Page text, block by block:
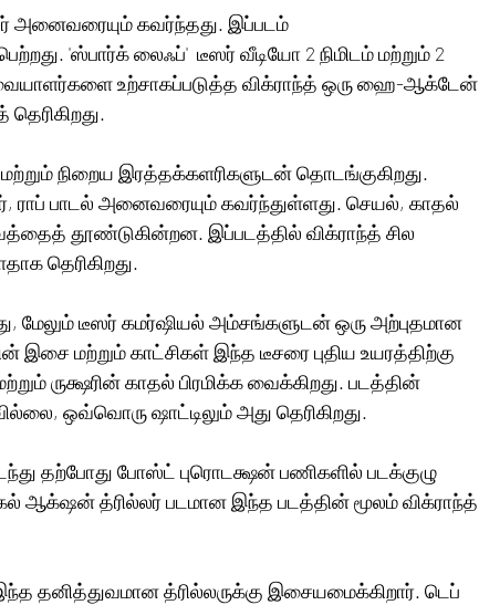
அனைவரையும் கவர்ந்தது. இப்படம்
'ஸ்பார்க் லைஃப்'  டீஸர் வீடியோ 2 நிமிடம் மற்றும் 2
உற்சாகப்படுத்த விக்ராந்த் ஒரு ஹை-ஆக்டேன்
நிறைய இரத்தக்களரிகளுடன் தொடங்குகிறது.
ராப் பாடல் அனைவரையும் கவர்ந்துள்ளது. செயல், காதல்
தூண்டுகின்றன. இப்படத்தில் விக்ராந்த் சில
தெரிகிறது.
மேலும் டீஸர் கமர்ஷியல் அம்சங்களுடன் ஒரு அற்புதமான
இசை மற்றும் காட்சிகள் இந்த டீசரை புதிய உயரத்திற்கு
ருக்ஷரின் காதல் பிரமிக்க வைக்கிறது. படத்தின்
ஒவ்வொரு ஷாட்டிலும் அது தெரிகிறது.
தற்போது போஸ்ட் புரொடக்ஷன் பணிகளில் படக்குழு
விக்ராந்த்
தனித்துவமான த்ரில்லருக்கு இசையமைக்கிறார். டெப்‌